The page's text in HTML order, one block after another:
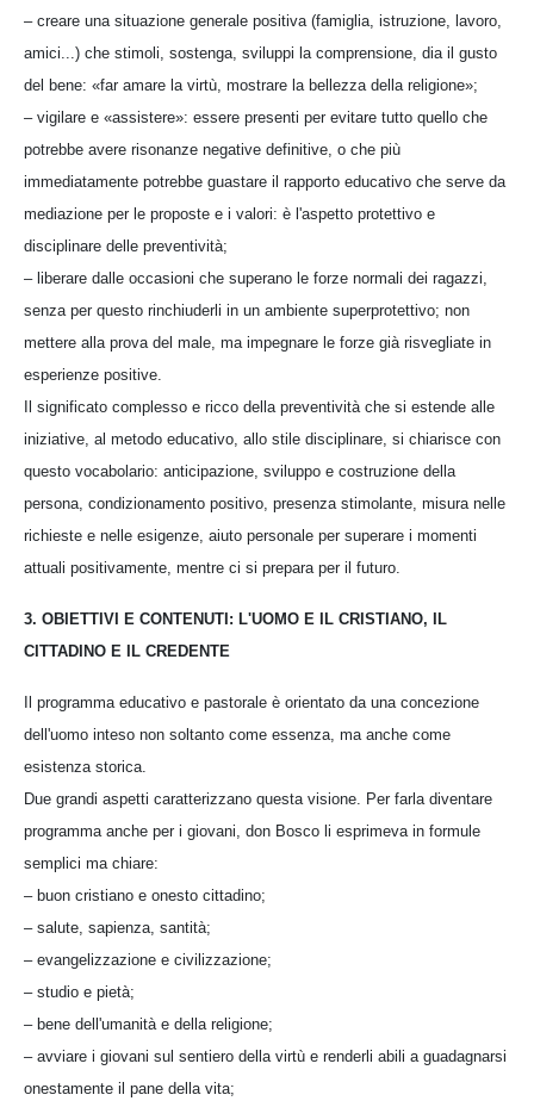
– creare una situazione generale positiva (famiglia, istruzione, lavoro,
amici...) che stimoli, sostenga, sviluppi la comprensione, dia il gusto
del bene: «far amare la virtù, mostrare la bellezza della religione»;
– vigilare e «assistere»: essere presenti per evitare tutto quello che
potrebbe avere risonanze negative definitive, o che più
immediatamente potrebbe guastare il rapporto educativo che serve da
mediazione per le proposte e i valori: è l'aspetto protettivo e
disciplinare delle preventività;
– liberare dalle occasioni che superano le forze normali dei ragazzi,
senza per questo rinchiuderli in un ambiente superprotettivo; non
mettere alla prova del male, ma impegnare le forze già risvegliate in
esperienze positive.
Il significato complesso e ricco della preventività che si estende alle
iniziative, al metodo educativo, allo stile disciplinare, si chiarisce con
questo vocabolario: anticipazione, sviluppo e costruzione della
persona, condizionamento positivo, presenza stimolante, misura nelle
richieste e nelle esigenze, aiuto personale per superare i momenti
attuali positivamente, mentre ci si prepara per il futuro.
3. OBIETTIVI E CONTENUTI: L'UOMO E IL CRISTIANO, IL
CITTADINO E IL CREDENTE
Il programma educativo e pastorale è orientato da una concezione
dell'uomo inteso non soltanto come essenza, ma anche come
esistenza storica.
Due grandi aspetti caratterizzano questa visione. Per farla diventare
programma anche per i giovani, don Bosco li esprimeva in formule
semplici ma chiare:
– buon cristiano e onesto cittadino;
– salute, sapienza, santità;
– evangelizzazione e civilizzazione;
– studio e pietà;
– bene dell'umanità e della religione;
– avviare i giovani sul sentiero della virtù e renderli abili a guadagnarsi
onestamente il pane della vita;